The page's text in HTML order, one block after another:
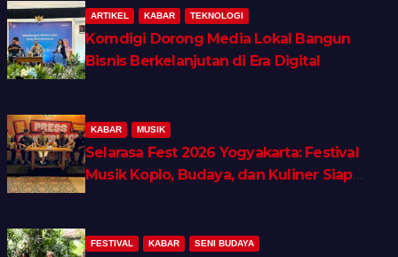
ARTIKEL KABAR TEKNOLOGI
Komdigi Dorong Media Lokal Bangun
Bisnis Berkelanjutan di Era Digital
KABAR MUSIK
Selarasa Fest 2026 Yogyakarta: Festival
Musik Koplo, Budaya, dan Kuliner Siap
FESTIVAL KABAR SENI BUDAYA